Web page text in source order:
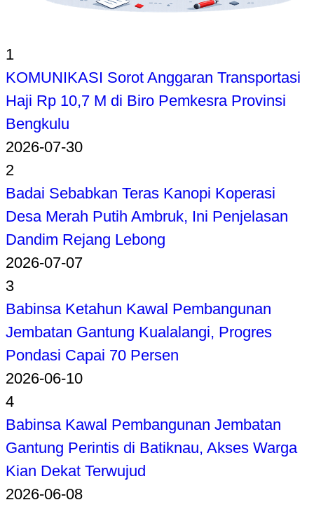
1
KOMUNIKASI Sorot Anggaran Transportasi
Haji Rp 10,7 M di Biro Pemkesra Provinsi
Bengkulu
2026-07-30
2
Badai Sebabkan Teras Kanopi Koperasi
Desa Merah Putih Ambruk, Ini Penjelasan
Dandim Rejang Lebong
2026-07-07
3
Babinsa Ketahun Kawal Pembangunan
Jembatan Gantung Kualalangi, Progres
Pondasi Capai 70 Persen
2026-06-10
4
Babinsa Kawal Pembangunan Jembatan
Gantung Perintis di Batiknau, Akses Warga
Kian Dekat Terwujud
2026-06-08